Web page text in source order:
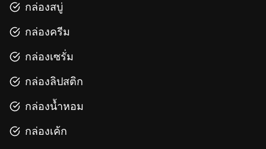
กล่องสบู่
กล่องครีม
กล่องเซรั่ม
กล่องลิปสติก
กล่องน้ำหอม
กล่องเค้ก